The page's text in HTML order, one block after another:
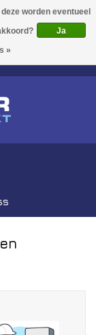
0 Artikelen - €0,00
Ja
»